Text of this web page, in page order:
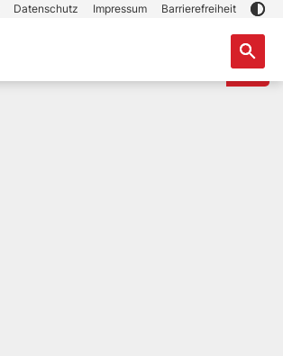
Datenschutz Impressum Barrierefreiheit